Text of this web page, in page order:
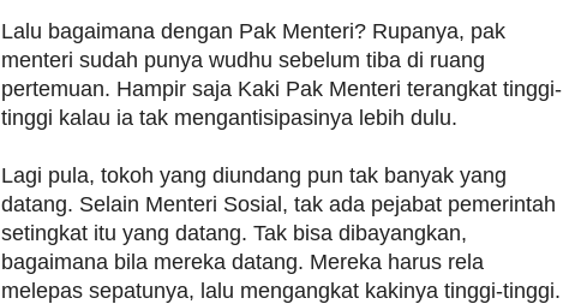
Lalu bagaimana dengan Pak Menteri? Rupanya, pak
menteri sudah punya wudhu sebelum tiba di ruang
pertemuan. Hampir saja Kaki Pak Menteri terangkat tinggi-
tinggi kalau ia tak mengantisipasinya lebih dulu.
Lagi pula, tokoh yang diundang pun tak banyak yang
datang. Selain Menteri Sosial, tak ada pejabat pemerintah
setingkat itu yang datang. Tak bisa dibayangkan,
bagaimana bila mereka datang. Mereka harus rela
melepas sepatunya, lalu mengangkat kakinya tinggi-tinggi.